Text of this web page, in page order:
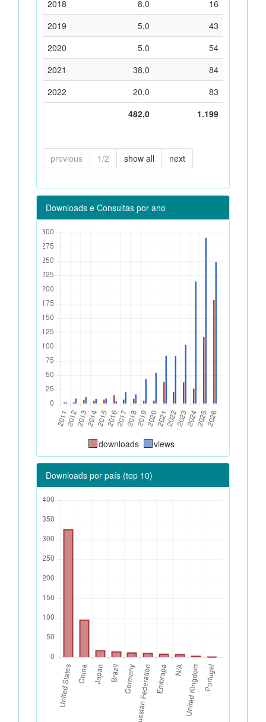
2018
8,0
16
2019
5,0
43
2020
5,0
54
2021
38,0
84
2022
20,0
83
482,0
1.199
previous 1/2 show all next
Downloads e Consultas por ano
downloads views
Downloads por país (top 10)